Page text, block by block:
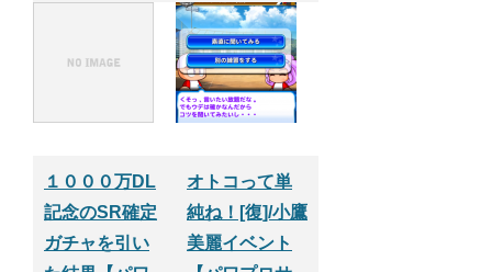
早速１０連ガ
チャやってみ
たPart.2【パワ
プロサクセス
１０００万DL
記念のSR確定
ガチャを引い
オトコって単
純ね！[復]/小鷹
美麗イベント